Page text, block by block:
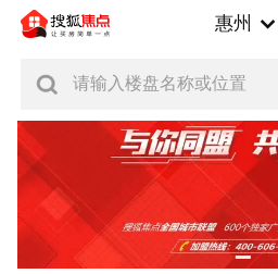
惠州
请输入楼盘名称或位置